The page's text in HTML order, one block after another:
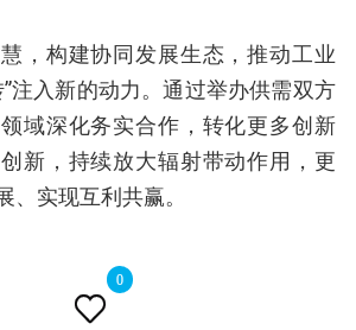

0
，构建协同发展生态，推动工业
注入新的动力。通过举办供需双方
域深化务实合作，转化更多创新
新，持续放大辐射带动作用，更
、实现互利共赢。